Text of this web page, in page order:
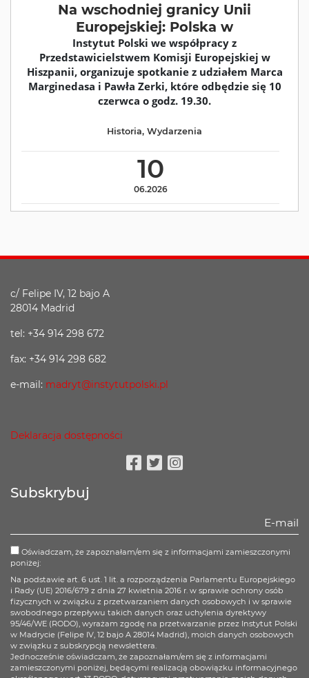
Na wschodniej granicy Unii
Europejskiej: Polska w
Instytut Polski we współpracy z
Przedstawicielstwem Komisji Europejskiej w
Hiszpanii, organizuje spotkanie z udziałem Marca
Marginedasa i Pawła Zerki, które odbędzie się 10
czerwca o godz. 19.30.
10
06.2026
Historia, Wydarzenia
c/ Felipe IV, 12 bajo A
28014 Madrid
tel: +34 914 298 672
fax: +34 914 298 682
e-mail: madryt@instytutpolski.pl
Deklaracja dostępności
Subskrybuj
Oświadczam, że zapoznałam/em się z informacjami zamieszczonymi
poniżej:
Na podstawie art. 6 ust. 1 lit. a rozporządzenia Parlamentu Europejskiego
i Rady (UE) 2016/679 z dnia 27 kwietnia 2016 r. w sprawie ochrony osób
fizycznych w związku z przetwarzaniem danych osobowych i w sprawie
swobodnego przepływu takich danych oraz uchylenia dyrektywy
95/46/WE (RODO), wyrażam zgodę na przetwarzanie przez Instytut Polski
w Madrycie (Felipe IV, 12 bajo A 28014 Madrid), moich danych osobowych
w związku z subskrypcją newslettera.
Jednocześnie oświadczam, że zapoznałam/em się z informacjami
zamieszczonymi poniżej, będącymi realizacją obowiązku informacyjnego